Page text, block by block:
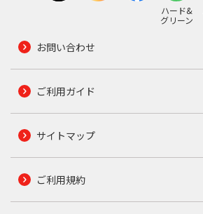
ハード&
グリーン
お問い合わせ
ご利用ガイド
サイトマップ
ご利用規約